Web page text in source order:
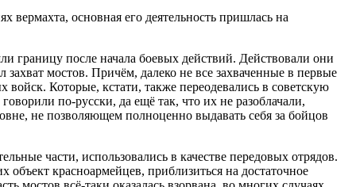
вермахта, основная его деятельность пришлась на
границу после начала боевых действий. Действовали они
мостов. Причём, далеко не все захваченные в первые
Которые, кстати, также переодевались в советскую
по-русски, да ещё так, что их не разоблачали,
не позволяющем полноценно выдавать себя за бойцов
части, использовались в качестве передовых отрядов.
красноармейцев, приблизиться на достаточное